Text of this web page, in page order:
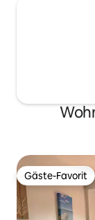
Gäste-Favorit
Gäste-Favorit